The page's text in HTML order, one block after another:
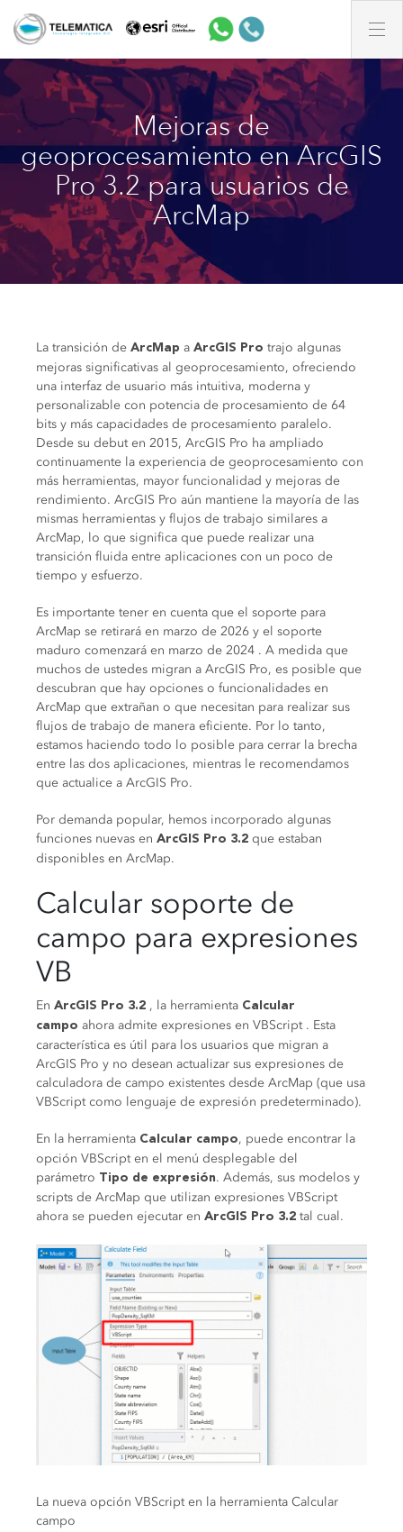
Mejoras de
geoprocesamiento en ArcGIS
Pro 3.2 para usuarios de
ArcMap
La transición de ArcMap a ArcGIS Pro trajo algunas
mejoras significativas al geoprocesamiento, ofreciendo
una interfaz de usuario más intuitiva, moderna y
personalizable con potencia de procesamiento de 64
bits y más capacidades de procesamiento paralelo.
Desde su debut en 2015, ArcGIS Pro ha ampliado
continuamente la experiencia de geoprocesamiento con
más herramientas, mayor funcionalidad y mejoras de
rendimiento. ArcGIS Pro aún mantiene la mayoría de las
mismas herramientas y flujos de trabajo similares a
ArcMap, lo que significa que puede realizar una
transición fluida entre aplicaciones con un poco de
tiempo y esfuerzo.
Es importante tener en cuenta que el soporte para
ArcMap se retirará en marzo de 2026 y el soporte
maduro comenzará en marzo de 2024 . A medida que
muchos de ustedes migran a ArcGIS Pro, es posible que
descubran que hay opciones o funcionalidades en
ArcMap que extrañan o que necesitan para realizar sus
flujos de trabajo de manera eficiente. Por lo tanto,
estamos haciendo todo lo posible para cerrar la brecha
entre las dos aplicaciones, mientras le recomendamos
que actualice a ArcGIS Pro.
Por demanda popular, hemos incorporado algunas
funciones nuevas en ArcGIS Pro 3.2 que estaban
disponibles en ArcMap.
Calcular soporte de
campo para expresiones
VB
En ArcGIS Pro 3.2 , la herramienta Calcular
campo ahora admite expresiones en VBScript . Esta
característica es útil para los usuarios que migran a
ArcGIS Pro y no desean actualizar sus expresiones de
calculadora de campo existentes desde ArcMap (que usa
VBScript como lenguaje de expresión predeterminado).
En la herramienta Calcular campo, puede encontrar la
opción VBScript en el menú desplegable del
parámetro Tipo de expresión. Además, sus modelos y
scripts de ArcMap que utilizan expresiones VBScript
ahora se pueden ejecutar en ArcGIS Pro 3.2 tal cual.
La nueva opción VBScript en la herramienta Calcular
campo